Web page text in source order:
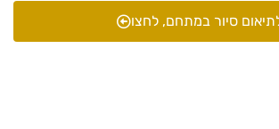
סיור במתחם, לחצו